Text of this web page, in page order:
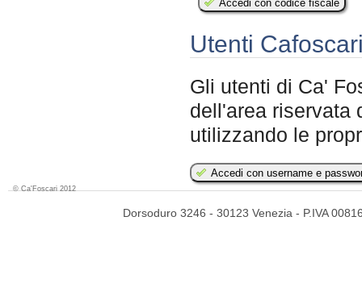
Utenti
Gli utenti di Ca'
dell'area riservata
utilizzando le
Accedi con username e
© Ca'Foscari 2012
Dorsoduro 3246 - 30123 Venezia - P.IVA